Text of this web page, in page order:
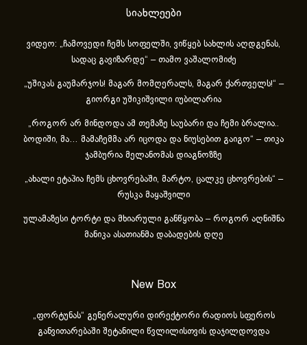
სიახლეები
ვიდეო: „ჩამოვედი ჩემს სოფელში, ვიწყებ სახლის აღდგენას,
სადაც გავიზარდე“ – თამო ვაშალომიძე
„უშიკას გაუმარჯოს! მაგარ მომღერალს, მაგარ ქართველს!“ –
გიორგი უშიკიშვილი იუბილარია
„როგორ არ მინდოდა ამ თემაზე საუბარი და ჩემი ბრალია..
ბოდიში, მა… მამაჩემმა არ იცოდა და ნიუსებით გაიგო“ – თიკა
ჯამბურია მელანომას დიაგნოზზე
„ახა­ლი ეტა­პია ჩემს ცხოვ­რე­ბა­ში, მარ­ტო, ცალ­კე ცხოვ­რე­ბის“ –
რუსკა მაყაშვილი
ულამაზესი ტორტი და მხიარული განწყობა – როგორ აღნიშნა
მანიკა ასათიანმა დაბადების დღე
New Box
„ფორტუნას“ გენერალური დირექტორი რადიოს სფეროს
განვითარებაში შეტანილი წვლილისთვის დაჯილდოვდა